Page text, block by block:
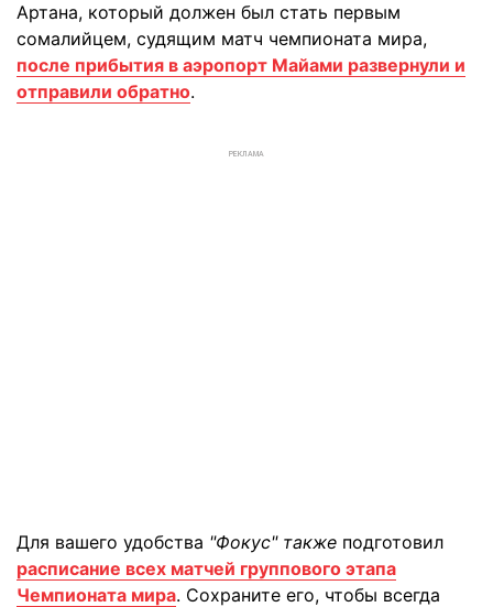
Артана, который должен был стать первым
сомалийцем, судящим матч чемпионата мира,
после прибытия в аэропорт Майами развернули и
отправили обратно.
РЕКЛАМА
Для вашего удобства "Фокус" также подготовил
расписание всех матчей группового этапа
Чемпионата мира. Сохраните его, чтобы всегда